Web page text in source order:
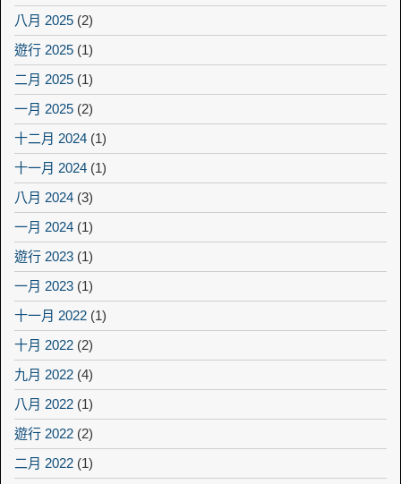
八月 2025 (2)
遊行 2025 (1)
二月 2025 (1)
一月 2025 (2)
十二月 2024 (1)
十一月 2024 (1)
八月 2024 (3)
一月 2024 (1)
遊行 2023 (1)
一月 2023 (1)
十一月 2022 (1)
十月 2022 (2)
九月 2022 (4)
八月 2022 (1)
遊行 2022 (2)
二月 2022 (1)